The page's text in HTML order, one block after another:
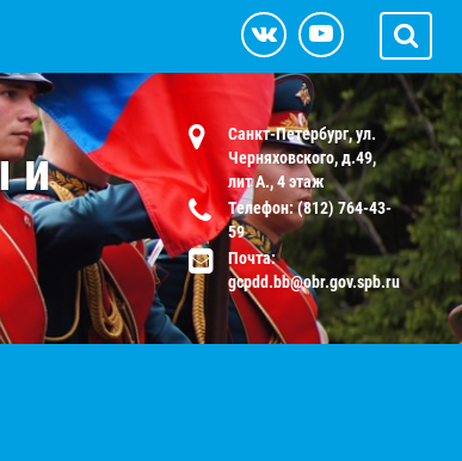
и
Санкт-Петербург, ул.
Черняховского, д.49,
лит А., 4 этаж
Телефон: (812) 764-43-
59
Почта:
gcpdd.bb@obr.gov.spb.ru